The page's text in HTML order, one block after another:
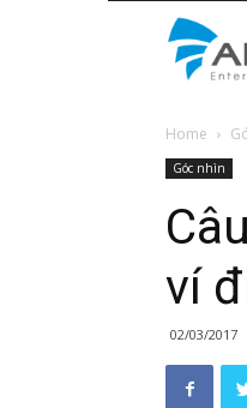
Home
Góc nhìn
ví
02/03/2017